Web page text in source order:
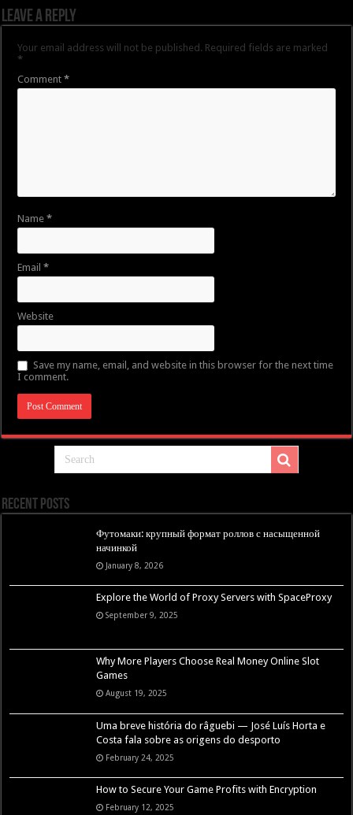
Leave a Reply
Your email address will not be published. Required fields are marked
*
Comment*
Name*
Email*
Website
Save my name, email, and website in this browser for the next time
I comment.
Recent Posts
Футомаки: крупный формат роллов с насыщенной
начинкой
January 8, 2026
Explore the World of Proxy Servers with SpaceProxy
September 9, 2025
Why More Players Choose Real Money Online Slot
Games
August 19, 2025
Uma breve história do râguebi — José Luís Horta e
Costa fala sobre as origens do desporto
February 24, 2025
How to Secure Your Game Profits with Encryption
February 12, 2025